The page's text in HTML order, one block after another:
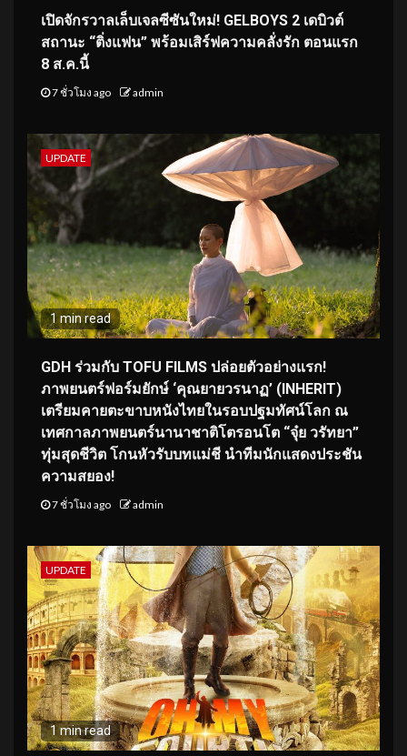
เปิดจักรวาลเล็บเจลซีซันใหม่! GELBOYS 2 เดบิวต์
สถานะ “ติ่งแฟน” พร้อมเสิร์ฟความคลั่งรัก ตอนแรก
8 ส.ค.นี้
7 ชั่วโมง ago admin
UPDATE
1 min read
GDH ร่วมกับ TOFU FILMS ปล่อยตัวอย่างแรก!
ภาพยนตร์ฟอร์มยักษ์ ‘คุณยายวรนาฏ’ (INHERIT)
เตรียมคายตะขาบหนังไทยในรอบปฐมทัศน์โลก ณ
เทศกาลภาพยนตร์นานาชาติโตรอนโต “จุ๋ย วรัทยา”
ทุ่มสุดชีวิต โกนหัวรับบทแม่ชี นำทีมนักแสดงประชัน
ความสยอง!
7 ชั่วโมง ago admin
UPDATE
1 min read